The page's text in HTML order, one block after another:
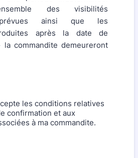
des visibilités
prévues ainsi que les
après la date de
la commandite demeureront
les conditions relatives
confirmation et aux
à ma commandite.